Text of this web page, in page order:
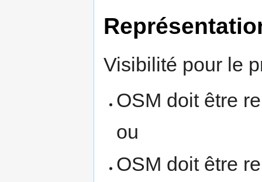
Visibilité pour le
OSM doit être
ou
OSM doit être